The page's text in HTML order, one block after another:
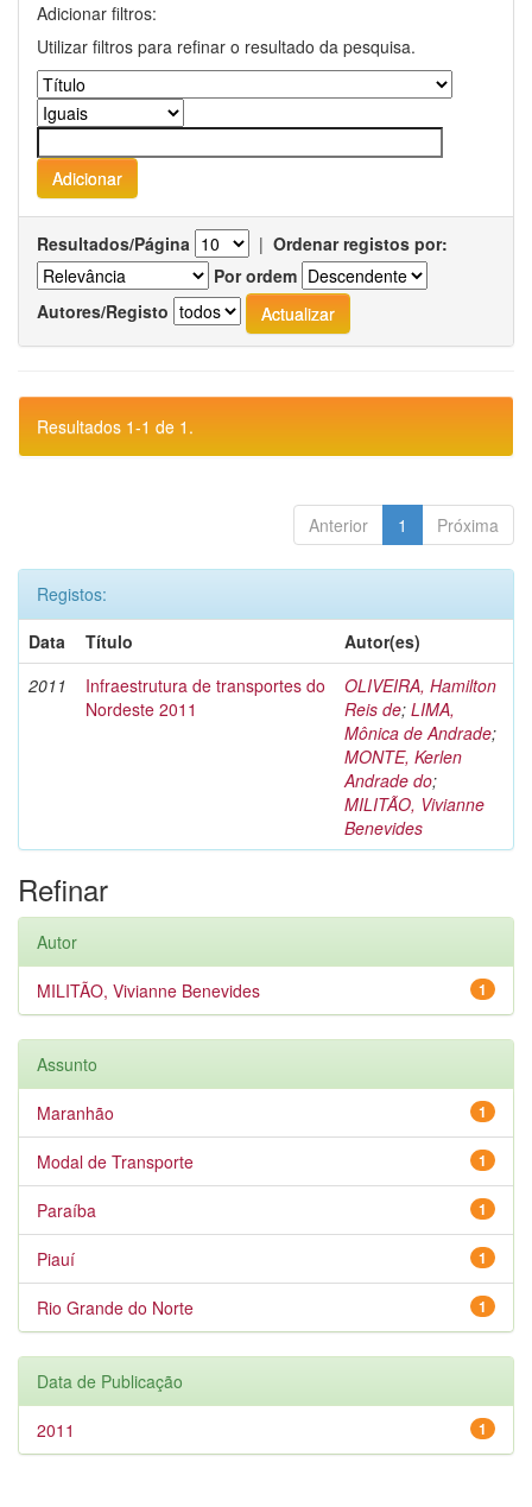
Adicionar filtros:
Utilizar filtros para refinar o resultado da pesquisa.
Resultados/Página | Ordenar registos por:
Por ordem
Autores/Registo
Resultados 1-1 de 1.
Anterior 1 Próxima
Registos:
Data
Título
Autor(es)
2011
Infraestrutura de transportes do
Nordeste 2011
OLIVEIRA, Hamilton
Reis de; LIMA,
Mônica de Andrade;
MONTE, Kerlen
Andrade do;
MILITÃO, Vivianne
Benevides
Refinar
Autor
1
MILITÃO, Vivianne Benevides
Assunto
1
Maranhão
1
Modal de Transporte
1
Paraíba
1
Piauí
1
Rio Grande do Norte
Data de Publicação
1
2011